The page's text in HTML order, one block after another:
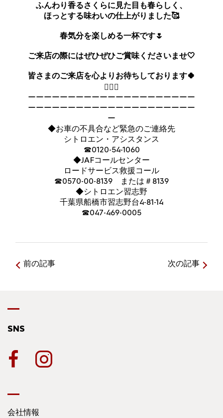
ふんわり香るさくらに見た目も春らしく、
ほっとする味わいの仕上がりました🥰
春気分を楽しめる一杯です🌷
ご来店の際にはぜひぜひご賞味くださいませ🤍
皆さまのご来店を心よりお待ちしております🍀
🙇🏻‍♀️
ーーーーーーーーーーーーーーーーーーーーー
ーーーーーーーーーーーーーーーーーーーーー
ー
◆お車の不具合など緊急のご連絡先
シトロエン・アシスタンス
☎0120-54-1060
◆JAFコールセンター
ロードサービス救援コール
☎0570-00-8139 または＃8139
◆シトロエン習志野
千葉県船橋市習志野台4-81-14
☎047-469-0005
前の記事 次の記事
SNS
会社情報